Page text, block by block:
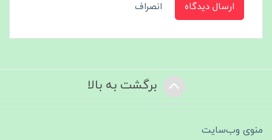
ارسال دیدگاه انصراف
برگشت به بالا
منوی وب‌سایت